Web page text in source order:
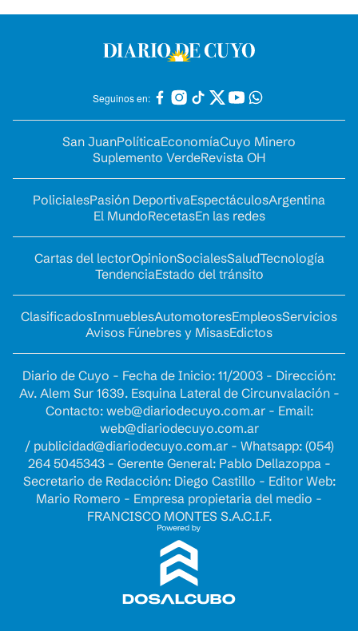
Seguinos en:
San JuanPolíticaEconomíaCuyo Minero
Suplemento VerdeRevista OH
PolicialesPasión DeportivaEspectáculosArgentina
El MundoRecetasEn las redes
Cartas del lectorOpinionSocialesSaludTecnología
TendenciaEstado del tránsito
ClasificadosInmueblesAutomotoresEmpleosServicios
Avisos Fúnebres y MisasEdictos
Diario de Cuyo - Fecha de Inicio: 11/2003 - Dirección:
Av. Alem Sur 1639. Esquina Lateral de Circunvalación -
Contacto: web@diariodecuyo.com.ar- Email:
web@diariodecuyo.com.ar
/ publicidad@diariodecuyo.com.ar- Whatsapp: (054)
264 5045343 - Gerente General: Pablo Dellazoppa -
Secretario de Redacción: Diego Castillo - Editor Web:
Mario Romero - Empresa propietaria del medio -
FRANCISCO MONTES S.A.C.I.F.